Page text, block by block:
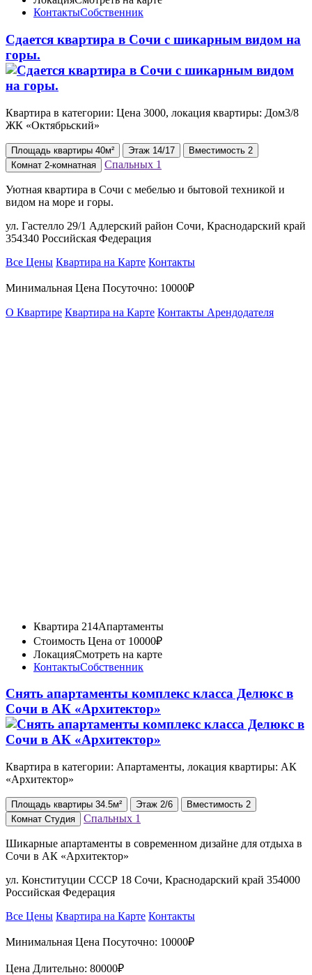
КонтактыСобственник
Сдается квартира в Сочи с шикарным видом на
горы.
Квартира в категории: Цена 3000, локация квартиры: Дом3/8
ЖК «Октябрьский»
Площадь квартиры 40м² Этаж 14/17 Вместимость 2
Комнат 2-комнатная Спальных 1
Уютная квартира в Сочи с мебелью и бытовой техникой и
видом на море и горы.
ул. Гастелло 29/1 Адлерский район Сочи, Краснодарский край
354340 Российская Федерация
Все Цены Квартира на Карте Контакты
Минимальная Цена Посуточно: 10000₽
О Квартире Квартира на Карте Контакты Арендодателя
Квартира 214Апартаменты
Стоимость Цена от 10000₽
ЛокацияСмотреть на карте
КонтактыСобственник
Снять апартаменты комплекс класса Делюкс в
Сочи в АК «Архитектор»
Квартира в категории: Апартаменты, локация квартиры: АК
«Архитектор»
Площадь квартиры 34.5м² Этаж 2/6 Вместимость 2
Комнат Студия Спальных 1
Шикарные апартаменты в современном дизайне для отдыха в
Сочи в АК «Архитектор»
ул. Конституции СССР 18 Сочи, Краснодарский край 354000
Российская Федерация
Все Цены Квартира на Карте Контакты
Минимальная Цена Посуточно: 10000₽
Цена Длительно: 80000₽